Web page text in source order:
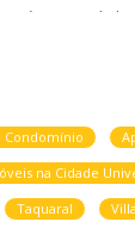
SP
Condomínio
na Cidade
Taquaral